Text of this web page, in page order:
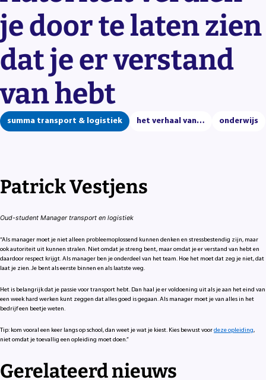
je door te laten zien
dat je er verstand
van hebt
summa transport & logistiek het verhaal van… onderwijs
Patrick Vestjens
Oud-student Manager transport en logistiek
“Als manager moet je niet alleen probleemoplossend kunnen denken en stressbestendig zijn, maar
ook autoriteit uit kunnen stralen. Niet omdat je streng bent, maar omdat je er verstand van hebt en
daardoor respect krijgt. Als manager ben je onderdeel van het team. Hoe het moet dat zeg je niet, dat
laat je zien. Je bent als eerste binnen en als laatste weg.
Het is belangrijk dat je passie voor transport hebt. Dan haal je er voldoening uit als je aan het eind van
een week hard werken kunt zeggen dat alles goed is gegaan. Als manager moet je van alles in het
bedrijf een beetje weten.
Tip: kom vooral een keer langs op school, dan weet je wat je kiest. Kies bewust voordeze opleiding,
niet omdat je toevallig een opleiding moet doen.”
Gerelateerd nieuws